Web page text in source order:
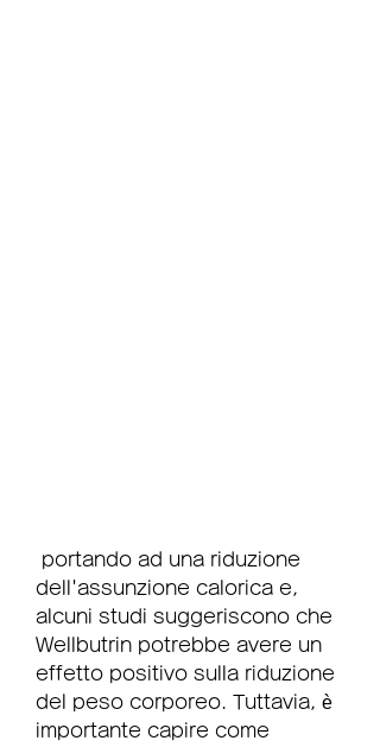
dell'assunzione calorica e,
alcuni studi suggeriscono che
Wellbutrin potrebbe avere un
effetto positivo sulla riduzione
del peso corporeo. Tuttavia, è
importante capire come